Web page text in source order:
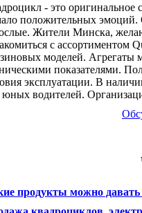
- это оригинальное
положительных эмоций.
Жители Минска,
с ассортиментом
моделей. Агрегаты
показателями.
эксплуатации. В
юных водителей.
продукты можно